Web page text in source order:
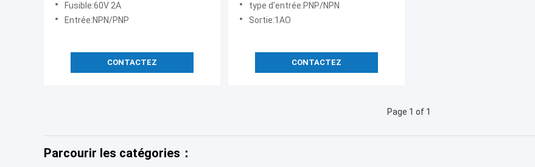
Fusible:60V 2A
Entrée:NPN/PNP
CONTACTEZ
type d'entrée:PNP/NPN
Sortie:1AO
CONTACTEZ
Page 1 of 1
Parcourir les catégories：